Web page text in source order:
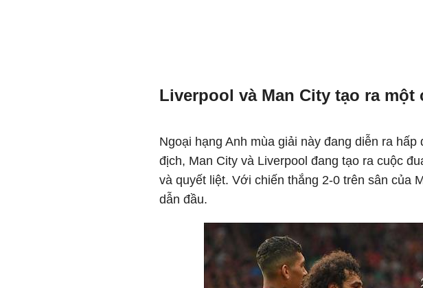
Liverpool và Man City tạo ra một
Ngoại hạng Anh mùa giải này đang diễn ra
địch, Man City và Liverpool đang tạo ra cuộc
và quyết liệt. Với chiến thắng 2-0 trên sân của
dẫn đầu.